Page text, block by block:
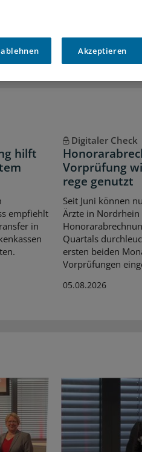
hilft
empfiehlt
in
Digitaler Check
Vorprüfung
rege genutzt
Seit Juni können
Ärzte in
Quartals
ersten beiden
Vorprüfungen
05.08.2026
Akzeptieren